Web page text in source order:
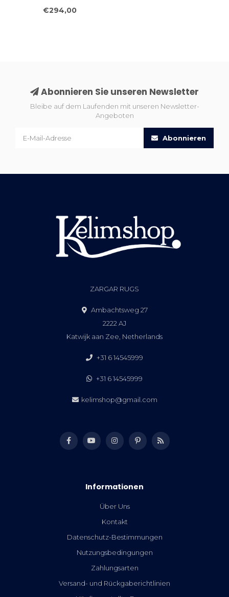
Wollteppich – 231x80
€294,00
Abonnieren Sie unseren Newsletter
Bleibe auf dem Laufenden mit unseren Newsletter-
Angeboten
Abonnieren
ZARGAR RUGS
Ambachtsweg 27
2222 AJ
Katwijk aan Zee, Netherlands
+31 6 14545999
+31 6 14545999
kelimshop@gmail.com
Informationen
Über Uns
Kontakt
Datenschutz-Bestimmungen
Nutzungsbedingungen
Zahlungsarten
Versand- und Rückgaberichtlinien